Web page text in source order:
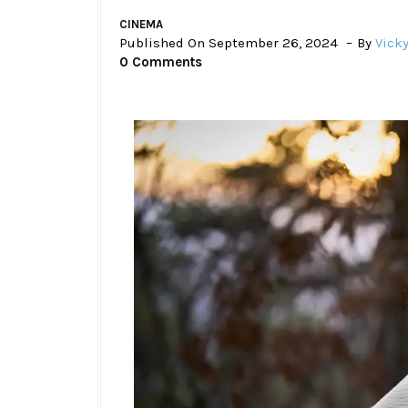
CINEMA
Published On September 26, 2024 By Vicky
0 Comments